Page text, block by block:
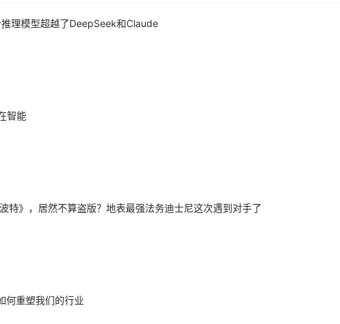
理模型超越了DeepSeek和Claude
智能
特》，居然不算盗版？地表最强法务迪士尼这次遇到对手了
何重塑我们的行业